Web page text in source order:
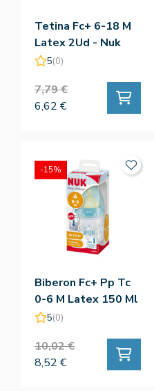
Tetina Fc+ 6-18 M
Latex 2Ud - Nuk
5(0)
7,79 €
6,62 €
Biberon Fc+ Pp Tc
0-6 M Latex 150 Ml
5(0)
10,02 €
8,52 €
-15%